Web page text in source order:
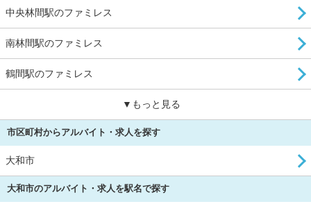
中央林間駅のファミレス
南林間駅のファミレス
鶴間駅のファミレス
▼もっと見る
市区町村からアルバイト・求人を探す
大和市
大和市のアルバイト・求人を駅名で探す